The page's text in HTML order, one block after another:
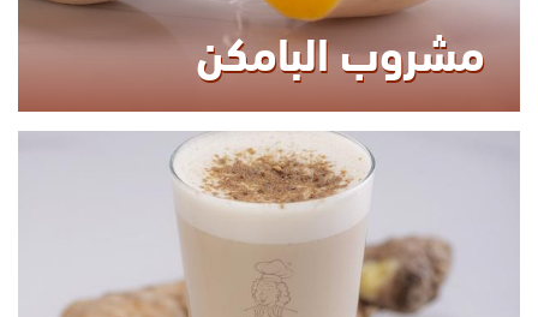
مشروب البامكن